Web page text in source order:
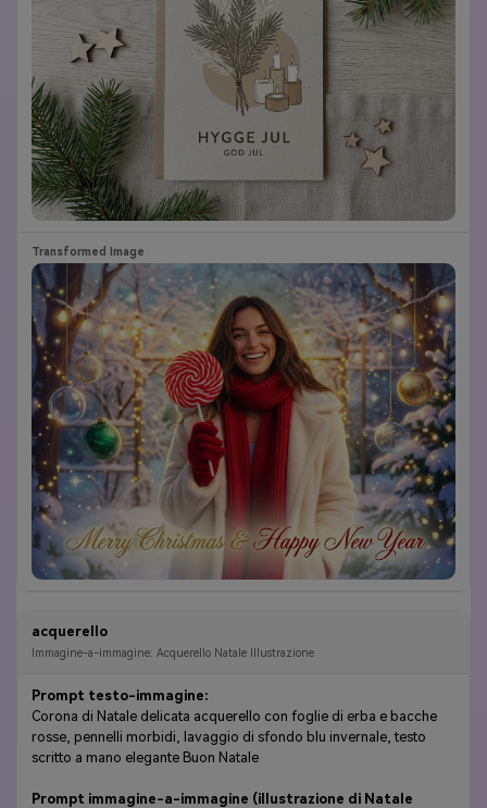
acquerello
Immagine-a-immagine: Acquerello Natale Illustrazione
Prompt testo-immagine:
Corona di Natale delicata acquerello con foglie di erba e bacche
rosse, pennelli morbidi, lavaggio di sfondo blu invernale, testo
scritto a mano elegante Buon Natale
Prompt immagine-a-immagine (illustrazione di Natale